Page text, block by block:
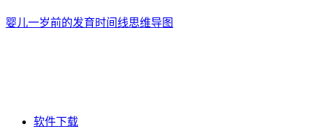
婴儿一岁前的发育时间线思维导图
软件下载